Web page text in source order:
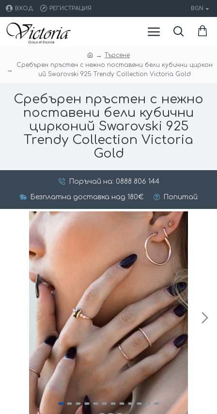
ВХОД РЕГИСТРАЦИЯ BGN
Търсене
Сребърен пръстен с нежно поставени бели кубични циркон
ий Swarovski 925 Тrendy Collection Victoria Gold
Сребърен пръстен с нежно
поставени бели кубични
цирконий Swarovski 925
Тrendy Collection Victoria
Gold
Поръчай на: 0888 806 144
Безплатна доставка над 180€ Попитай